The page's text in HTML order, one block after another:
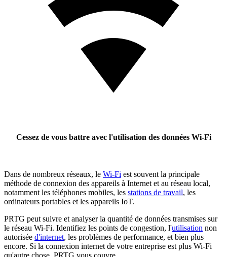
Cessez de vous battre avec l'utilisation des données Wi-Fi
Dans de nombreux réseaux, le Wi-Fi est souvent la principale
méthode de connexion des appareils à Internet et au réseau local,
notamment les téléphones mobiles, les stations de travail, les
ordinateurs portables et les appareils IoT.
PRTG peut suivre et analyser la quantité de données transmises sur
le réseau Wi-Fi. Identifiez les points de congestion, l'utilisation non
autorisée d'internet, les problèmes de performance, et bien plus
encore. Si la connexion internet de votre entreprise est plus Wi-Fi